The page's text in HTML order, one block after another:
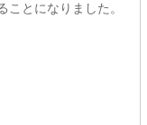
とになりました。